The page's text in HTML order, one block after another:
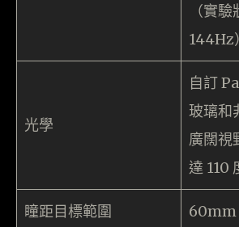
（實
144Hz）
光學
自訂
玻璃和
廣闊視
達 110
瞳距目標範圍